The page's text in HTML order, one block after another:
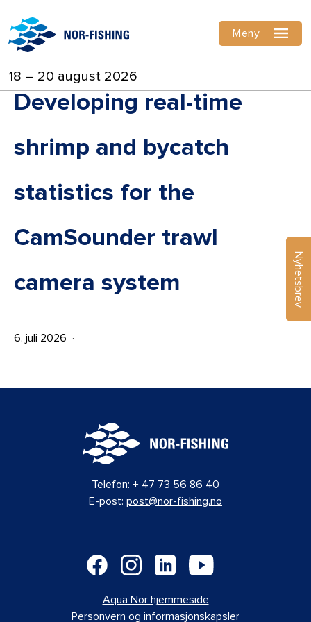
18 – 20 august 2026
Meny
Developing real-time
shrimp and bycatch
statistics for the
CamSounder trawl
camera system
6. juli 2026 ·
Nyhetsbrev
Telefon: + 47 73 56 86 40
E-post: post@nor-fishing.no
Aqua Nor hjemmeside
Personvern og informasjonskapsler